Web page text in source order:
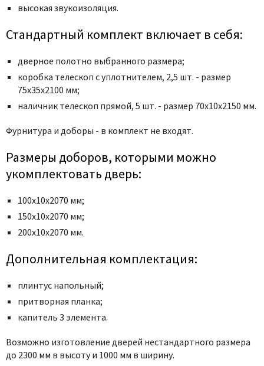
Oro - Oro
Philips
Porte Vista
Portika
Poseidon
Profilo Porte
Protector
Regidoors
Tupai
Valcomp
Verum
Viporte
высокая звукоизоляция.
Стандартный комплект включает в себя:
дверное полотно выбранного размера;
коробка телескоп с уплотнителем, 2,5 шт. - размер
75x35x2100 мм;
наличник телескоп прямой, 5 шт. - размер 70x10x2150 мм.
Фурнитура и доборы - в комплект не входят.
Размеры доборов, которыми можно
укомплектовать дверь:
100х10х2070 мм;
150х10х2070 мм;
200х10х2070 мм.
Дополнительная комплектация:
плинтус напольный;
притворная планка;
капитель 3 элемента.
Возможно изготовление дверей нестандартного размера
до 2300 мм в высоту и 1000 мм в ширину.